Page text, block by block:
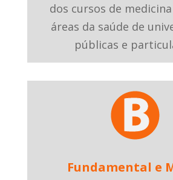
dos cursos de
áreas da saúde de
públicas e
Fundamental e